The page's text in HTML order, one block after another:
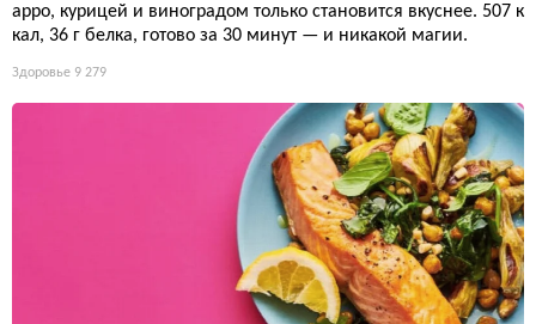
арро, курицей и виноградом только становится вкуснее. 507 к
кал, 36 г белка, готово за 30 минут — и никакой магии.
Здоровье 9 279